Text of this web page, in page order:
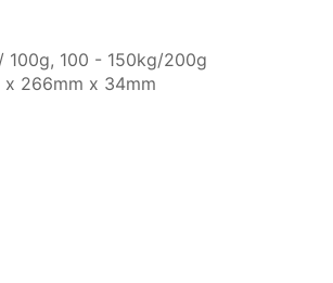
100g, 100 - 150kg/200g
x 266mm x 34mm